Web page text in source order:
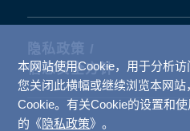
本网站使用Cookie，用于分析
您关闭此横幅或继续浏览本网
Cookie。有关Cookie的设置和
的《隐私政策》。
隐私政策 /
信息安全方针